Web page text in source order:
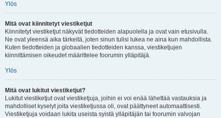
Ylös
Mitä ovat kiinnitetyt viestiketjut
Kiinnitetyt viestiketjut näkyvät tiedotteiden alapuolella ja ovat vain etusivulla.
Ne ovat yleensä aika tärkeitä, joten sinun tulisi lukea ne aina kun mahdollista.
Kuten tiedotteiden ja globaalien tiedotteiden kanssa, viestiketjujen
kiinnittämisen oikeudet määrittelee foorumin ylläpitäjä.
Ylös
Mitä ovat lukitut viestiketjut?
Lukitut viestiketjut ovat viestiketjuja, joihin ei voi enää lähettää vastauksia ja
mahdolliset kyselyt joita viestiketjussa oli, ovat päättyneet automaattisesti.
Viestiketjuja voidaan lukita useista syistä ylläpitäjän tai foorumin valvojan